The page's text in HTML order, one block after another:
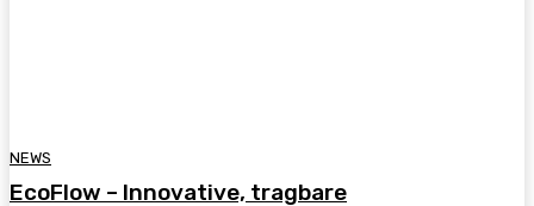
NEWS
EcoFlow – Innovative, tragbare